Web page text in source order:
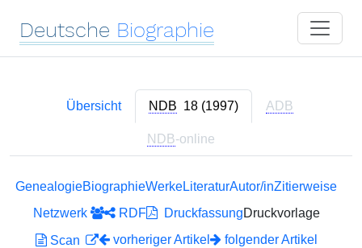
Deutsche Biographie
Übersicht NDB 18 (1997) ADB
NDB-online
GenealogieBiographieWerkeLiteraturAutor/inZitierweise
Netzwerk
RDF DruckfassungDruckvorlage
Scan
vorheriger Artikel folgender Artikel